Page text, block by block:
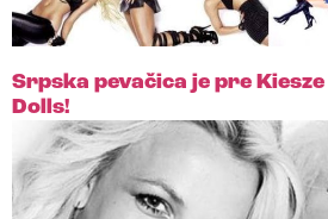
Srpska pevačica je pre
Dolls!